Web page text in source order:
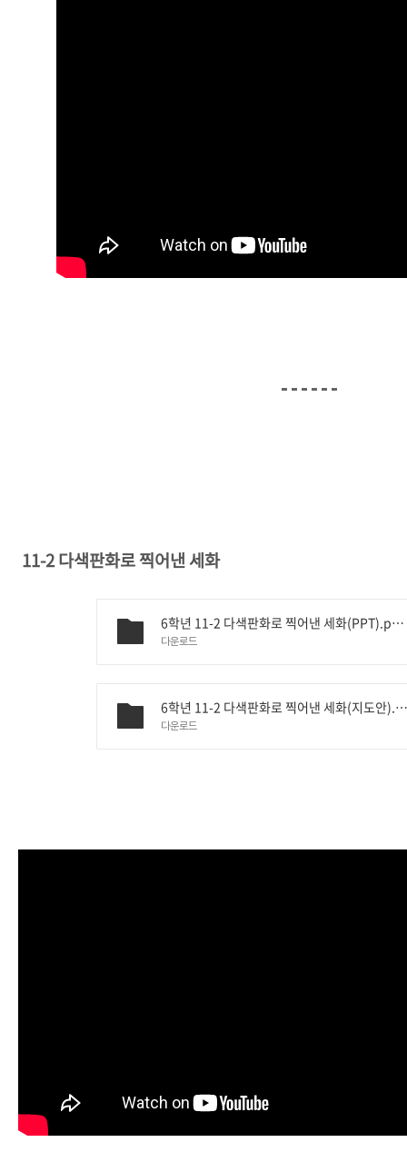
11-2 다색판화로 찍어낸 세화
6학년 11-2 다색판화로 찍어낸 세화(PPT).pptx
다운로드
6학년 11-2 다색판화로 찍어낸
다운로드